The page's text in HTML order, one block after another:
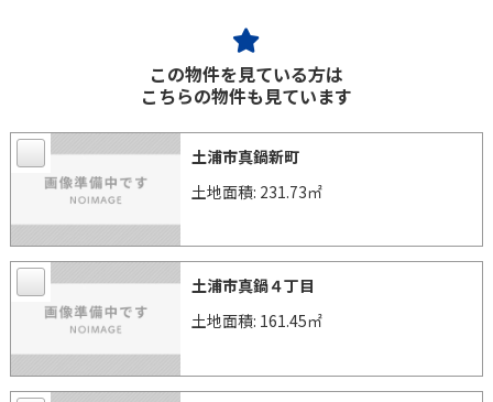
この物件を見ている方は
こちらの物件も見ています
土浦市真鍋新町
土地面積: 231.73㎡
土浦市真鍋４丁目
土地面積: 161.45㎡